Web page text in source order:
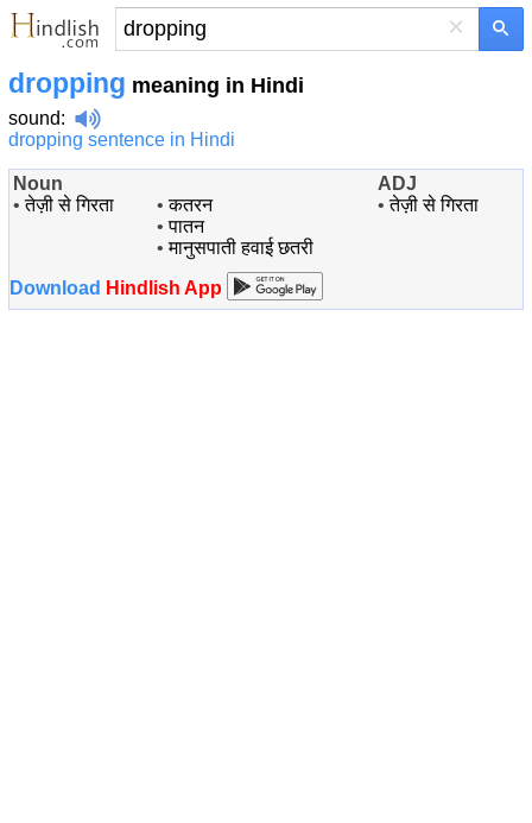
×
dropping meaning in Hindi
sound:
dropping sentence in Hindi
Noun
•तेज़ी से गिरता •कतरन
•पातन
•मानुसपाती हवाई छतरी
ADJ
•तेज़ी से गिरता
Download Hindlish App